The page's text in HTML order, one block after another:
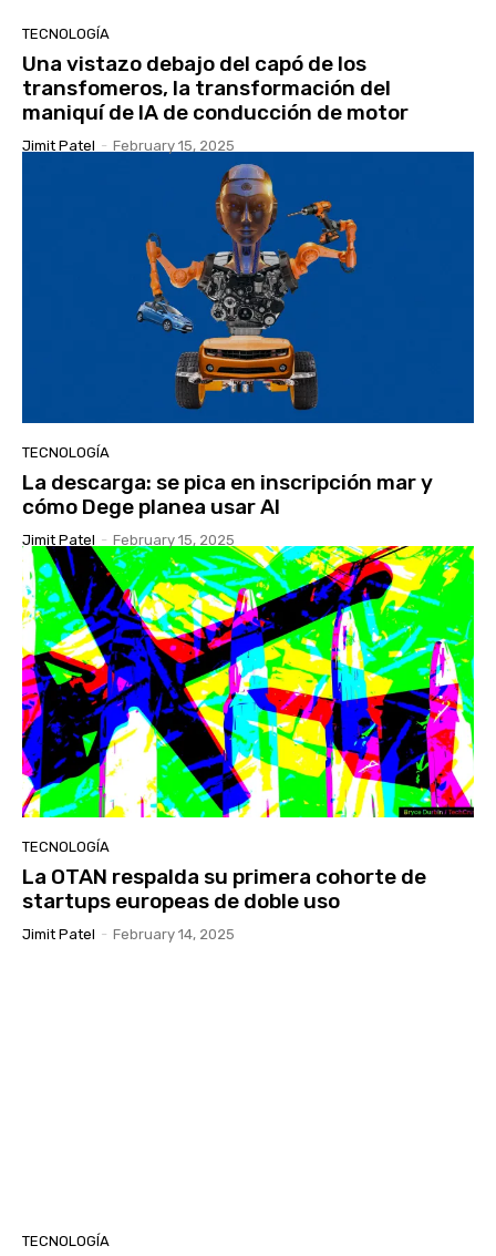
TECNOLOGÍA
Una vistazo debajo del capó de los
transfomeros, la transformación del
maniquí de IA de conducción de motor
Jimit Patel - February 15, 2025
TECNOLOGÍA
La descarga: se pica en inscripción mar y
cómo Dege planea usar AI
Jimit Patel - February 15, 2025
TECNOLOGÍA
La OTAN respalda su primera cohorte de
startups europeas de doble uso
Jimit Patel - February 14, 2025
TECNOLOGÍA